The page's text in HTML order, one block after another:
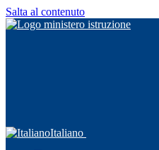
Salta al contenuto
Italiano